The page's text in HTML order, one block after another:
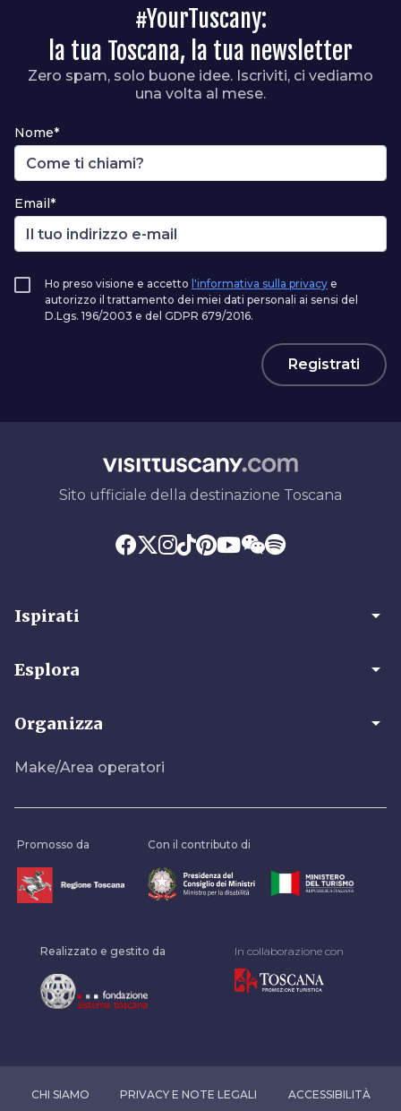
#YourTuscany:
la tua Toscana, la tua newsletter
Zero spam, solo buone idee. Iscriviti, ci vediamo
una volta al mese.
Nome*
Email*
Ho preso visione e accetto l'informativa sulla privacy e
autorizzo il trattamento dei miei dati personali ai sensi del
D.Lgs. 196/2003 e del GDPR 679/2016.
Registrati
Sito ufficiale della destinazione Toscana
Ispirati arrow_drop_down
Esplora arrow_drop_down
Organizza arrow_drop_down
Make/Area operatori
Promosso da Con il contributo di
Realizzato e gestito da In collaborazione con
CHI SIAMO PRIVACY E NOTE LEGALI ACCESSIBILITÀ